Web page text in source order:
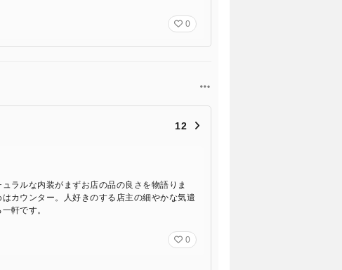
0
12
ラルな内装がまずお店の品の良さを物語りま
カウンター。人好きのする店主の細やかな気遣
軒です。
0